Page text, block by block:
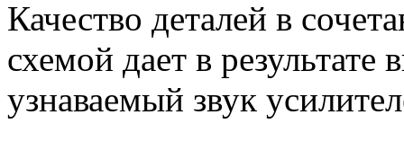
Качество деталей в
схемой дает в результате
узнаваемый звук